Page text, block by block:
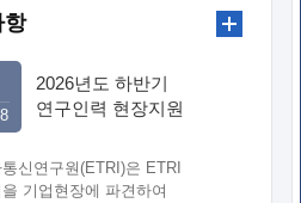
항
2026년도 하반기
연구인력 현장지원
신연구원(ETRI)은 ETRI
기업현장에 파견하여